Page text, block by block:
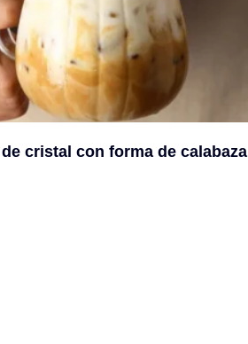
cristal con forma de calabaza